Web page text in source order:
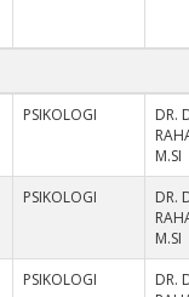
PSIKOLOGI
DR.
M.SI
PSIKOLOGI
DR.
M.SI
PSIKOLOGI
DR.